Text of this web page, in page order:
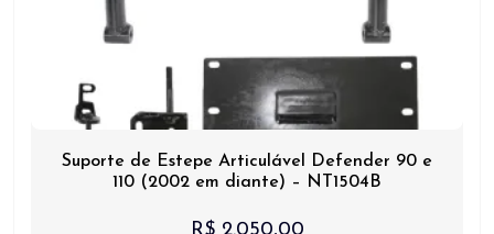
Suporte de Estepe Articulável Defender 90 e
110 (2002 em diante) – NT1504B